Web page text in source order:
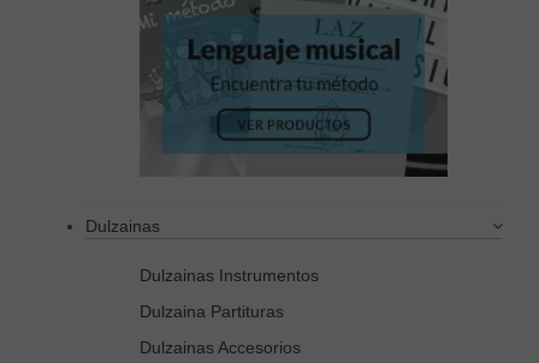
Dulzainas
Dulzainas Instrumentos
Dulzaina Partituras
Dulzainas Accesorios